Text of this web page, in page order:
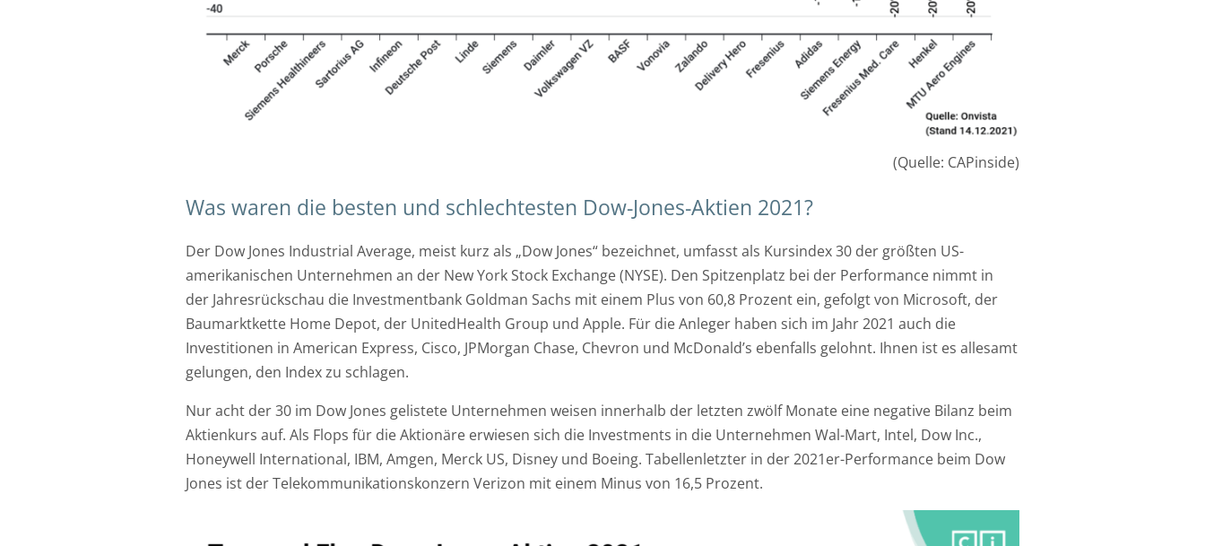
(Quelle: CAPinside)
Was waren die besten und schlechtesten Dow-Jones-Aktien 2021?
Der Dow Jones Industrial Average, meist kurz als „Dow Jones“ bezeichnet, umfasst als Kursindex 30 der größten US-
amerikanischen Unternehmen an der New York Stock Exchange (NYSE). Den Spitzenplatz bei der Performance nimmt in
der Jahresrückschau die Investmentbank Goldman Sachs mit einem Plus von 60,8 Prozent ein, gefolgt von Microsoft, der
Baumarktkette Home Depot, der UnitedHealth Group und Apple. Für die Anleger haben sich im Jahr 2021 auch die
Investitionen in American Express, Cisco, JPMorgan Chase, Chevron und McDonald’s ebenfalls gelohnt. Ihnen ist es allesamt
gelungen, den Index zu schlagen.
Nur acht der 30 im Dow Jones gelistete Unternehmen weisen innerhalb der letzten zwölf Monate eine negative Bilanz beim
Aktienkurs auf. Als Flops für die Aktionäre erwiesen sich die Investments in die Unternehmen Wal-Mart, Intel, Dow Inc.,
Honeywell International, IBM, Amgen, Merck US, Disney und Boeing. Tabellenletzter in der 2021er-Performance beim Dow
Jones ist der Telekommunikationskonzern Verizon mit einem Minus von 16,5 Prozent.